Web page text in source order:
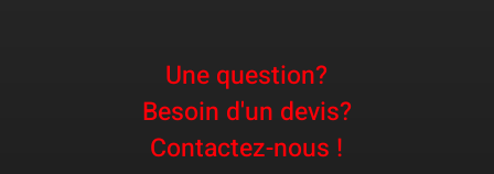
Une question?
Besoin d'un devis?
Contactez-nous !